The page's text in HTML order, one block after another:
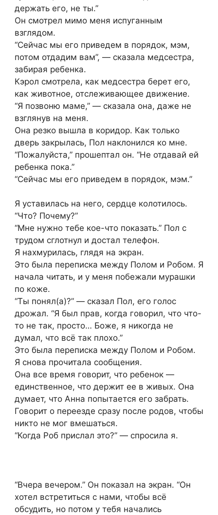
держать его, не ты.”
Он смотрел мимо меня испуганным
взглядом.
“Сейчас мы его приведем в порядок, мэм,
потом отдадим вам”, — сказала медсестра,
забирая ребенка.
Кэрол смотрела, как медсестра берет его,
как животное, отслеживающее движение.
“Я позвоню маме,” — сказала она, даже не
взглянув на меня.
Она резко вышла в коридор. Как только
дверь закрылась, Пол наклонился ко мне.
“Пожалуйста,” прошептал он. “Не отдавай ей
ребенка пока.”
“Сейчас мы его приведем в порядок, мэм.”
Я уставилась на него, сердце колотилось.
“Что? Почему?”
“Мне нужно тебе кое-что показать.” Пол с
трудом сглотнул и достал телефон.
Я нахмурилась, глядя на экран.
Это была переписка между Полом и Робом. Я
начала читать, и у меня побежали мурашки
по коже.
“Ты понял(а)?” — сказал Пол, его голос
дрожал. “Я был прав, когда говорил, что что-
то не так, просто… Боже, я никогда не
думал, что всё так плохо.”
Это была переписка между Полом и Робом.
Я снова прочитала сообщения.
Она все время говорит, что ребенок —
единственное, что держит ее в живых. Она
думает, что Анна попытается его забрать.
Говорит о переезде сразу после родов, чтобы
никто не мог вмешаться.
“Когда Роб прислал это?” — спросила я.
“Вчера вечером.” Он показал на экран. “Он
хотел встретиться с нами, чтобы всё
обсудить, но потом у тебя начались